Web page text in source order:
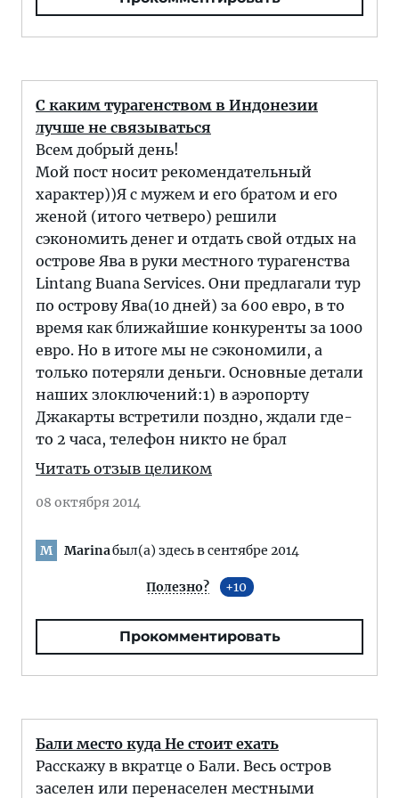
С каким турагенством в Индонезии
лучше не связываться
Всем добрый день!
Мой пост носит рекомендательный
характер))Я с мужем и его братом и его
женой (итого четверо) решили
сэкономить денег и отдать свой отдых на
острове Ява в руки местного турагенства
Lintang Buana Services. Они предлагали тур
по острову Ява(10 дней) за 600 евро, в то
время как ближайшие конкуренты за 1000
евро. Но в итоге мы не сэкономили, а
только потеряли деньги. Основные детали
наших злоключений:1) в аэропорту
Джакарты встретили поздно, ждали где-
то 2 часа, телефон никто не брал
Читать отзыв целиком
08 октября 2014
M Marinaбыл(а) здесь в сентябре 2014
Полезно? 10
Прокомментировать
Бали место куда Не стоит ехать
Расскажу в вкратце о Бали. Весь остров
заселен или перенаселен местными